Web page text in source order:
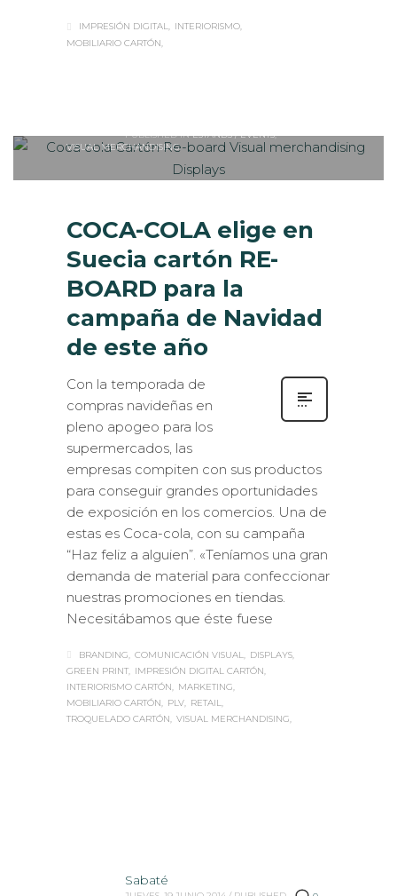
IMPRESIÓN DIGITAL
INTERIORISMO
MOBILIARIO CARTÓN
PUBLISHED IN ESTANDS / EVENTS,
VISUAL MERCHANDISING
COCA-COLA elige en
Suecia cartón RE-
BOARD para la
campaña de Navidad
de este año
Con la temporada de
compras navideñas en
pleno apogeo para los
supermercados, las
empresas compiten con sus productos
para conseguir grandes oportunidades
de exposición en los comercios. Una de
estas es Coca-cola, con su campaña
“Haz feliz a alguien”. «Teníamos una gran
demanda de material para confeccionar
nuestras promociones en tiendas.
Necesitábamos que éste fuese
BRANDING COMUNICACIÓN VISUAL
DISPLAYS
GREEN PRINT
IMPRESIÓN DIGITAL CARTÓN
INTERIORISMO CARTÓN
MARKETING
MOBILIARIO CARTÓN
PLV
RETAIL
TROQUELADO CARTÓN
VISUAL MERCHANDISING
Sabaté